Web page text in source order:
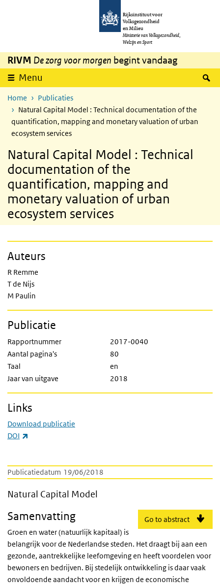
Overslaan en naar de inhoud gaan
Rijksinstituut voor
Volksgezondheid
en Milieu
Ministerie van Volksgezondheid,
Welzijn en Sport
RIVM De zorg voor morgen begint vandaag
Menu
Home
Publicaties
Natural Capital Model : Technical documentation of the
quantification, mapping and monetary valuation of urban
ecosystem services
Natural Capital Model : Technical
documentation of the
quantification, mapping and
monetary valuation of urban
ecosystem services
Publicatiedatum 19/06/2018
Natural Capital Model
Natural Capital Model
Go to abstract
Samenvatting
Groen en water (natuurlijk kapitaal) is
belangrijk voor de Nederlandse steden. Het draagt bij aan een
gezonde, aantrekkelijke leefomgeving en heeft voordelen voor
bewoners en bedrijven. Bij stedelijk ontwikkeling is daar vaak
onvoldoende aandacht voor en krijgen de economische
Auteurs
R Remme
T de Nijs
M Paulin
Publicatie
Rapportnummer
2017-0040
Aantal pagina's
80
Taal
en
Jaar van uitgave
2018
Links
Download publicatie
DOI